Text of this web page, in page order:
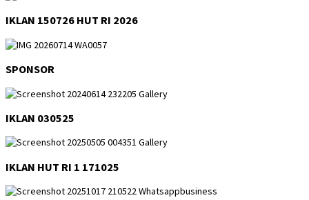
IKLAN 150726 HUT RI 2026
SPONSOR
IKLAN 030525
IKLAN HUT RI 1 171025